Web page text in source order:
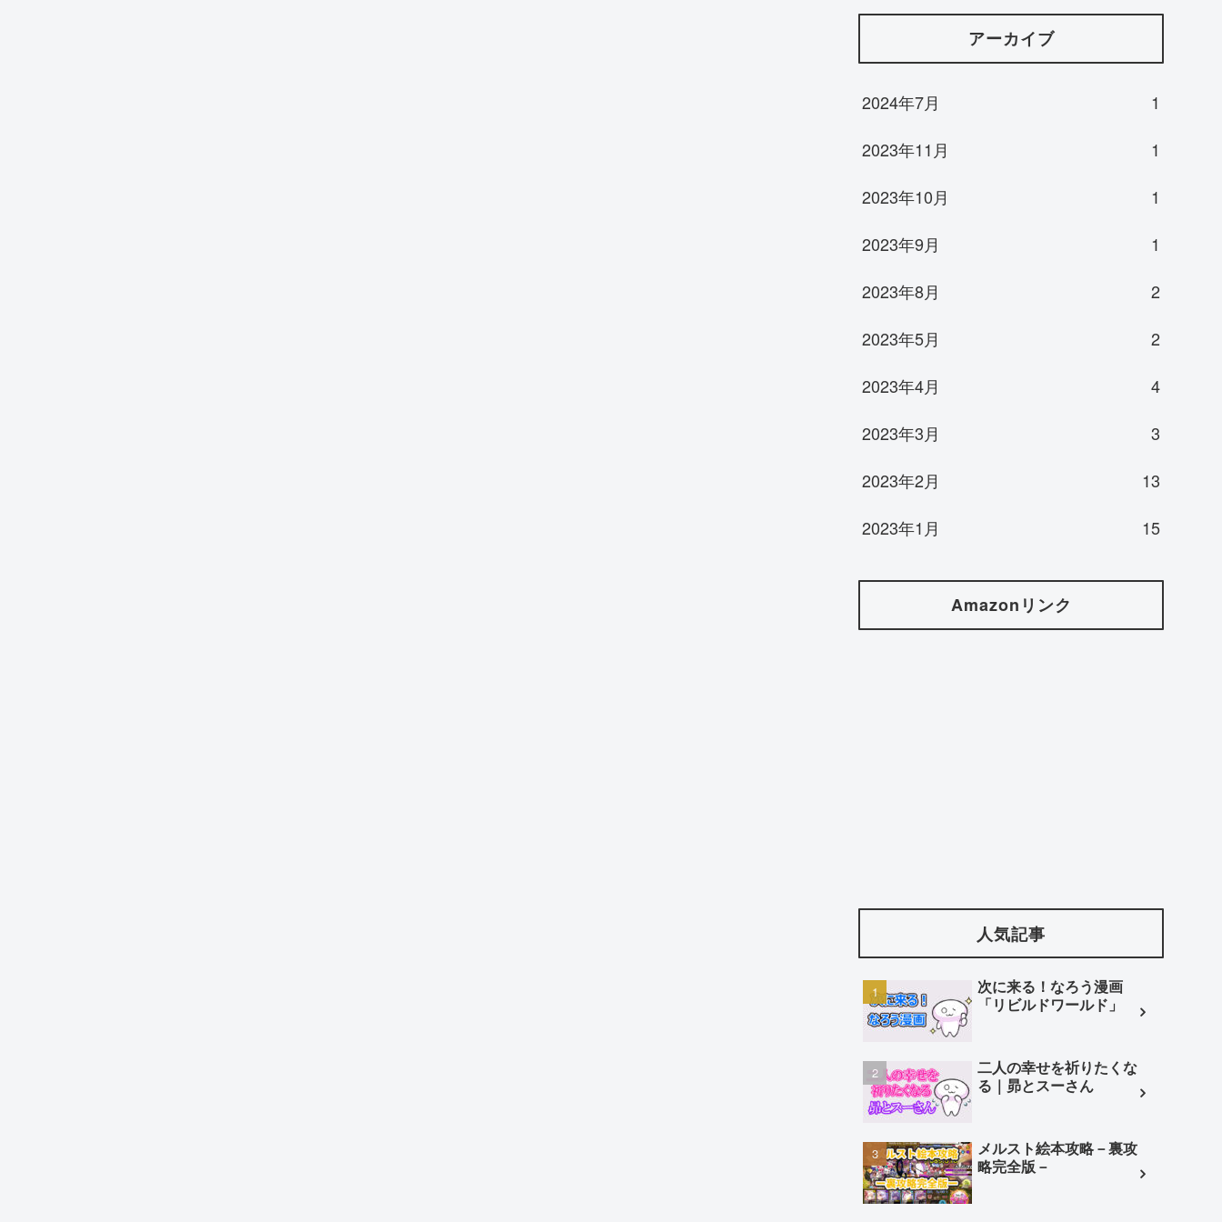
アーカイブ
2024年7月
1
2023年11月
1
2023年10月
1
2023年9月
1
2023年8月
2
2023年5月
2
2023年4月
4
2023年3月
3
2023年2月
13
2023年1月
15
Amazonリンク
人気記事
次に来る！なろう漫画
「リビルドワールド」
二人の幸せを祈りたくな
る｜昴とスーさん
メルスト絵本攻略－裏攻
略完全版－